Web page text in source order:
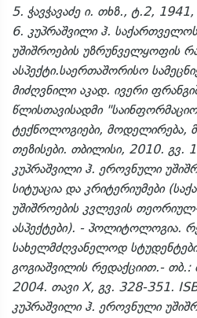
5. ჭავჭავაძე ი. თხზ., ტ.2,
6. კუპრაშვილი ჰ.
უშიშროების უზრუნველყოფის
ასპექტი.საერთაშორისო
მიძღვნილი აკად. ივერი
წლისთავისადმი
ტექნოლოგიები, მოდელირება,
თეზისები. თბილისი, 2010. გვ.
კუპრაშვილი ჰ. ეროვნული
სიტუაცია და კრიტერიუმები
უშიშროების კვლევის
ასპექტები). - პოლიტოლოგია.
სახელმძღვანელოდ
გოგიაშვილის რედაქციით.- თბ.:
2004. თავი X, გვ. 328-351.
კუპრაშვილი ჰ. ეროვნული